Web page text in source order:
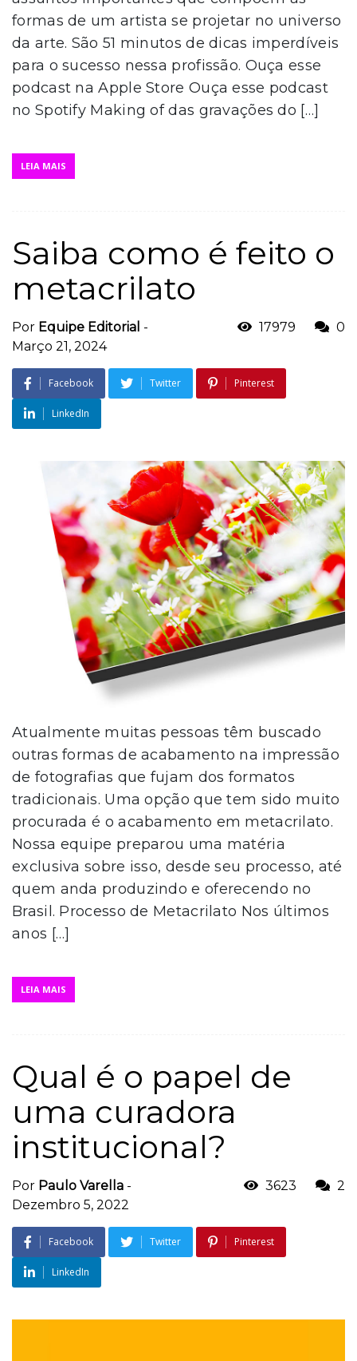
formas de um artista se projetar no universo
da arte. São 51 minutos de dicas imperdíveis
para o sucesso nessa profissão. Ouça esse
podcast na Apple Store Ouça esse podcast
no Spotify Making of das gravações do […]
LEIA MAIS
Saiba como é feito o
metacrilato
Por Equipe Editorial -
Março 21, 2024
17979 0
Facebook Twitter Pinterest
LinkedIn
Atualmente muitas pessoas têm buscado
outras formas de acabamento na impressão
de fotografias que fujam dos formatos
tradicionais. Uma opção que tem sido muito
procurada é o acabamento em metacrilato.
Nossa equipe preparou uma matéria
exclusiva sobre isso, desde seu processo, até
quem anda produzindo e oferecendo no
Brasil. Processo de Metacrilato Nos últimos
anos […]
LEIA MAIS
Qual é o papel de
uma curadora
institucional?
Por Paulo Varella -
Dezembro 5, 2022
3623 2
Facebook Twitter Pinterest
LinkedIn